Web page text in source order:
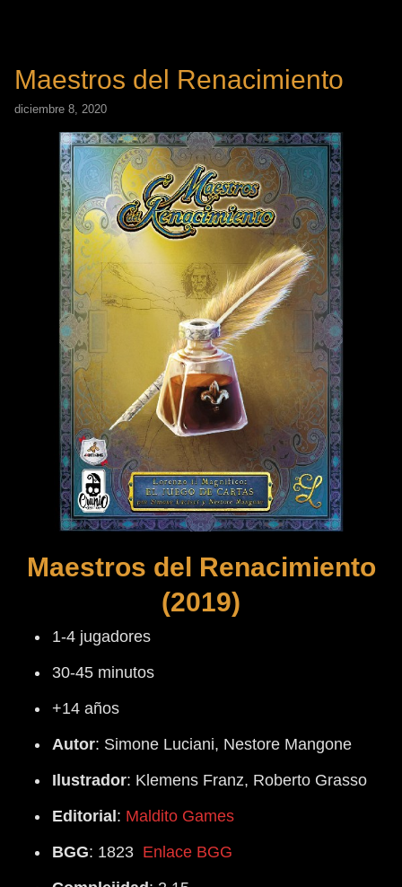
Maestros del Renacimiento
diciembre 8, 2020
Maestros del Renacimiento
(2019)
1-4 jugadores
30-45 minutos
+14 años
Autor: Simone Luciani, Nestore Mangone
Ilustrador: Klemens Franz, Roberto Grasso
Editorial : Maldito Games
BGG: 1823 Enlace BGG